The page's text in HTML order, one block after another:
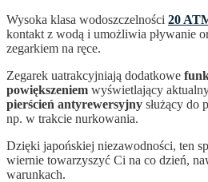
Wysoka klasa wodoszczelności 20
kontakt z wodą i umożliwia pływanie
zegarkiem na ręce.
Zegarek uatrakcyjniają dodatkowe
powiększeniem wyświetlający
pierścień antyrewersyjny służący do
np. w trakcie nurkowania.
Dzięki japońskiej niezawodności, ten
wiernie towarzyszyć Ci na co dzień,
warunkach.